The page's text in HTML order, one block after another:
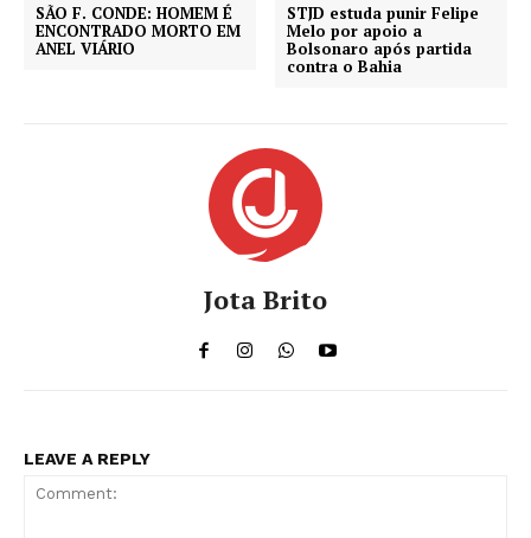
SÃO F. CONDE: HOMEM É
ENCONTRADO MORTO EM
ANEL VIÁRIO
STJD estuda punir Felipe
Melo por apoio a
Bolsonaro após partida
contra o Bahia
Jota Brito
LEAVE A REPLY